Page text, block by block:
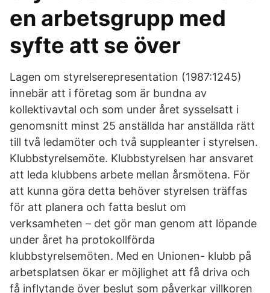
en arbetsgrupp med
syfte att se över
Lagen om styrelserepresentation (1987:1245)
innebär att i företag som är bundna av
kollektivavtal och som under året sysselsatt i
genomsnitt minst 25 anställda har anställda rätt
till två ledamöter och två suppleanter i styrelsen.
Klubbstyrelsemöte. Klubbstyrelsen har ansvaret
att leda klubbens arbete mellan årsmötena. För
att kunna göra detta behöver styrelsen träffas
för att planera och fatta beslut om
verksamheten – det gör man genom att löpande
under året ha protokollförda
klubbstyrelsemöten. Med en Unionen- klubb på
arbetsplatsen ökar er möjlighet att få driva och
få inflytande över beslut som påverkar villkoren